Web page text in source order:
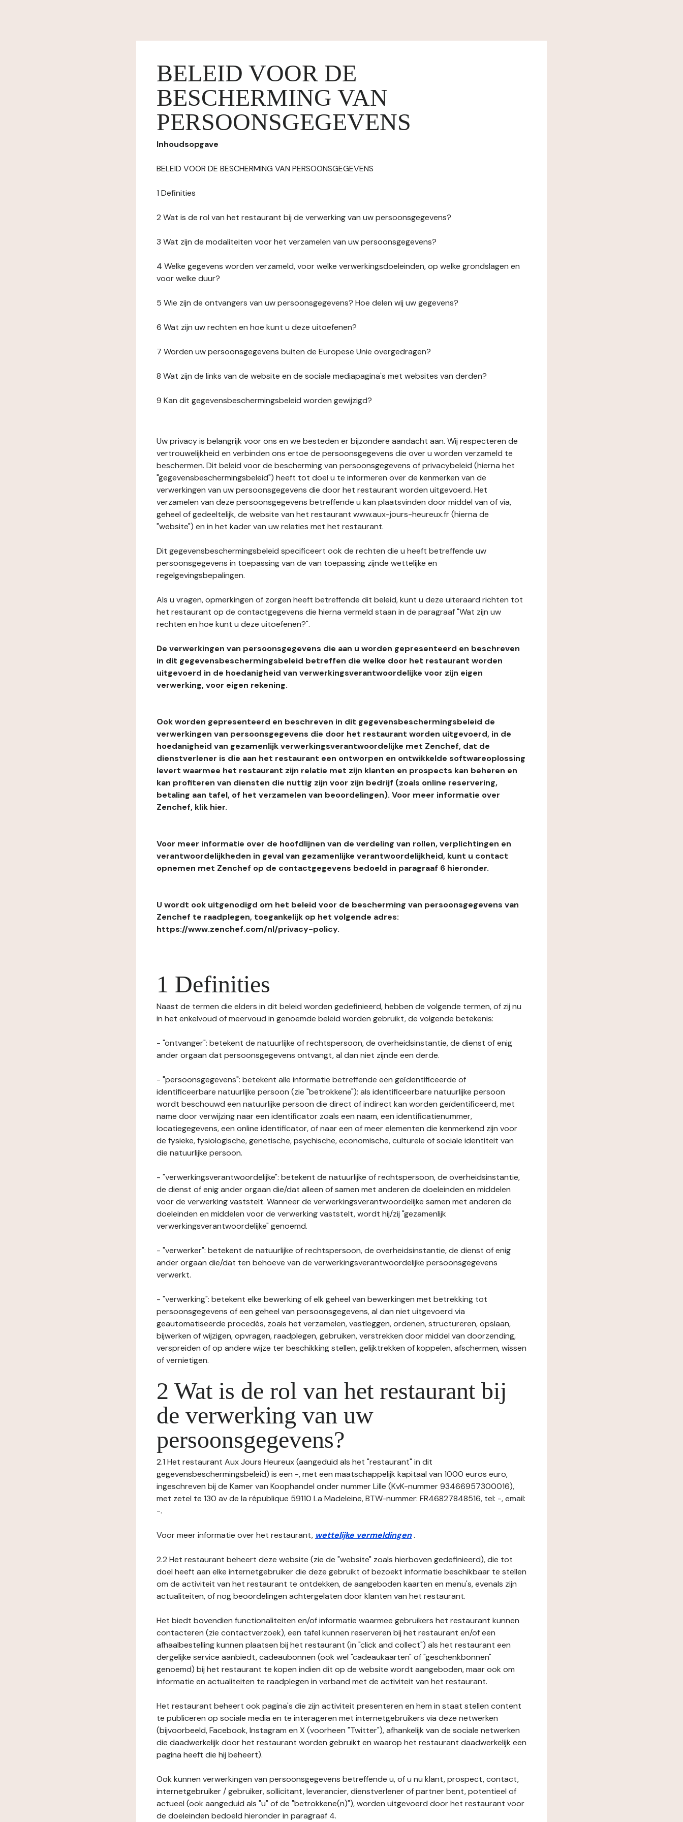
BELEID VOOR DE
BESCHERMING VAN
PERSOONSGEGEVENS
Inhoudsopgave
BELEID VOOR DE BESCHERMING VAN PERSOONSGEGEVENS
1 Definities
2 Wat is de rol van het restaurant bij de verwerking van uw persoonsgegevens?
3 Wat zijn de modaliteiten voor het verzamelen van uw persoonsgegevens?
4 Welke gegevens worden verzameld, voor welke verwerkingsdoeleinden, op welke grondslagen en
voor welke duur?
5 Wie zijn de ontvangers van uw persoonsgegevens? Hoe delen wij uw gegevens?
6 Wat zijn uw rechten en hoe kunt u deze uitoefenen?
7 Worden uw persoonsgegevens buiten de Europese Unie overgedragen?
8 Wat zijn de links van de website en de sociale mediapagina's met websites van derden?
9 Kan dit gegevensbeschermingsbeleid worden gewijzigd?
Uw privacy is belangrijk voor ons en we besteden er bijzondere aandacht aan. Wij respecteren de
vertrouwelijkheid en verbinden ons ertoe de persoonsgegevens die over u worden verzameld te
beschermen. Dit beleid voor de bescherming van persoonsgegevens of privacybeleid (hierna het
"gegevensbeschermingsbeleid") heeft tot doel u te informeren over de kenmerken van de
verwerkingen van uw persoonsgegevens die door het restaurant worden uitgevoerd. Het
verzamelen van deze persoonsgegevens betreffende u kan plaatsvinden door middel van of via,
geheel of gedeeltelijk, de website van het restaurant www.aux-jours-heureux.fr (hierna de
"website") en in het kader van uw relaties met het restaurant.
Dit gegevensbeschermingsbeleid specificeert ook de rechten die u heeft betreffende uw
persoonsgegevens in toepassing van de van toepassing zijnde wettelijke en
regelgevingsbepalingen.
Als u vragen, opmerkingen of zorgen heeft betreffende dit beleid, kunt u deze uiteraard richten tot
het restaurant op de contactgegevens die hierna vermeld staan in de paragraaf "Wat zijn uw
rechten en hoe kunt u deze uitoefenen?".
De verwerkingen van persoonsgegevens die aan u worden gepresenteerd en beschreven
in dit gegevensbeschermingsbeleid betreffen die welke door het restaurant worden
uitgevoerd in de hoedanigheid van verwerkingsverantwoordelijke voor zijn eigen
verwerking, voor eigen rekening.
Ook worden gepresenteerd en beschreven in dit gegevensbeschermingsbeleid de
verwerkingen van persoonsgegevens die door het restaurant worden uitgevoerd, in de
hoedanigheid van gezamenlijk verwerkingsverantwoordelijke met Zenchef, dat de
dienstverlener is die aan het restaurant een ontworpen en ontwikkelde softwareoplossing
levert waarmee het restaurant zijn relatie met zijn klanten en prospects kan beheren en
kan profiteren van diensten die nuttig zijn voor zijn bedrijf (zoals online reservering,
betaling aan tafel, of het verzamelen van beoordelingen). Voor meer informatie over
Zenchef, klik hier.
Voor meer informatie over de hoofdlijnen van de verdeling van rollen, verplichtingen en
verantwoordelijkheden in geval van gezamenlijke verantwoordelijkheid, kunt u contact
opnemen met Zenchef op de contactgegevens bedoeld in paragraaf 6 hieronder.
U wordt ook uitgenodigd om het beleid voor de bescherming van persoonsgegevens van
Zenchef te raadplegen, toegankelijk op het volgende adres:
https://www.zenchef.com/nl/privacy-policy.
1 Definities
Naast de termen die elders in dit beleid worden gedefinieerd, hebben de volgende termen, of zij nu
in het enkelvoud of meervoud in genoemde beleid worden gebruikt, de volgende betekenis:
- "ontvanger": betekent de natuurlijke of rechtspersoon, de overheidsinstantie, de dienst of enig
ander orgaan dat persoonsgegevens ontvangt, al dan niet zijnde een derde.
- "persoonsgegevens": betekent alle informatie betreffende een geïdentificeerde of
identificeerbare natuurlijke persoon (zie "betrokkene"); als identificeerbare natuurlijke persoon
wordt beschouwd een natuurlijke persoon die direct of indirect kan worden geïdentificeerd, met
name door verwijzing naar een identificator zoals een naam, een identificatienummer,
locatiegegevens, een online identificator, of naar een of meer elementen die kenmerkend zijn voor
de fysieke, fysiologische, genetische, psychische, economische, culturele of sociale identiteit van
die natuurlijke persoon.
- "verwerkingsverantwoordelijke": betekent de natuurlijke of rechtspersoon, de overheidsinstantie,
de dienst of enig ander orgaan die/dat alleen of samen met anderen de doeleinden en middelen
voor de verwerking vaststelt. Wanneer de verwerkingsverantwoordelijke samen met anderen de
doeleinden en middelen voor de verwerking vaststelt, wordt hij/zij "gezamenlijk
verwerkingsverantwoordelijke" genoemd.
- "verwerker": betekent de natuurlijke of rechtspersoon, de overheidsinstantie, de dienst of enig
ander orgaan die/dat ten behoeve van de verwerkingsverantwoordelijke persoonsgegevens
verwerkt.
- "verwerking": betekent elke bewerking of elk geheel van bewerkingen met betrekking tot
persoonsgegevens of een geheel van persoonsgegevens, al dan niet uitgevoerd via
geautomatiseerde procedés, zoals het verzamelen, vastleggen, ordenen, structureren, opslaan,
bijwerken of wijzigen, opvragen, raadplegen, gebruiken, verstrekken door middel van doorzending,
verspreiden of op andere wijze ter beschikking stellen, gelijktrekken of koppelen, afschermen, wissen
of vernietigen.
2 Wat is de rol van het restaurant bij
de verwerking van uw
persoonsgegevens?
2.1 Het restaurant Aux Jours Heureux (aangeduid als het "restaurant" in dit
gegevensbeschermingsbeleid) is een -, met een maatschappelijk kapitaal van 1000 euros euro,
ingeschreven bij de Kamer van Koophandel onder nummer Lille (KvK-nummer 93466957300016),
met zetel te 130 av de la république 59110 La Madeleine, BTW-nummer: FR46827848516, tel: -, email:
-.
Voor meer informatie over het restaurant, wettelijke vermeldingen.
2.2 Het restaurant beheert deze website (zie de "website" zoals hierboven gedefinieerd), die tot
doel heeft aan elke internetgebruiker die deze gebruikt of bezoekt informatie beschikbaar te stellen
om de activiteit van het restaurant te ontdekken, de aangeboden kaarten en menu's, evenals zijn
actualiteiten, of nog beoordelingen achtergelaten door klanten van het restaurant.
Het biedt bovendien functionaliteiten en/of informatie waarmee gebruikers het restaurant kunnen
contacteren (zie contactverzoek), een tafel kunnen reserveren bij het restaurant en/of een
afhaalbestelling kunnen plaatsen bij het restaurant (in "click and collect") als het restaurant een
dergelijke service aanbiedt, cadeaubonnen (ook wel "cadeaukaarten" of "geschenkbonnen"
genoemd) bij het restaurant te kopen indien dit op de website wordt aangeboden, maar ook om
informatie en actualiteiten te raadplegen in verband met de activiteit van het restaurant.
Het restaurant beheert ook pagina's die zijn activiteit presenteren en hem in staat stellen content
te publiceren op sociale media en te interageren met internetgebruikers via deze netwerken
(bijvoorbeeld, Facebook, Instagram en X (voorheen "Twitter"), afhankelijk van de sociale netwerken
die daadwerkelijk door het restaurant worden gebruikt en waarop het restaurant daadwerkelijk een
pagina heeft die hij beheert).
Ook kunnen verwerkingen van persoonsgegevens betreffende u, of u nu klant, prospect, contact,
internetgebruiker / gebruiker, sollicitant, leverancier, dienstverlener of partner bent, potentieel of
actueel (ook aangeduid als "u" of de "betrokkene(n)"), worden uitgevoerd door het restaurant voor
de doeleinden bedoeld hieronder in paragraaf 4.